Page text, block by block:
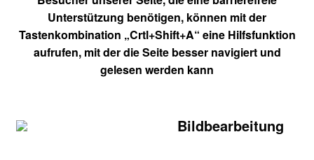
Unterstützung benötigen, können mit der
Tastenkombination „Crtl+Shift+A“ eine Hilfsfunktion
aufrufen, mit der die Seite besser navigiert und
gelesen werden kann
Bildbearbeitung